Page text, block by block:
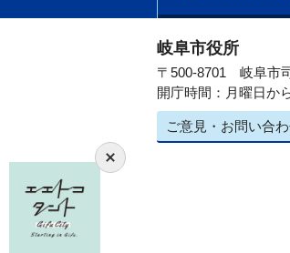
岐阜市役所
〒500-8701 岐阜市
開庁時間：月曜日か
ご意見・お問い合